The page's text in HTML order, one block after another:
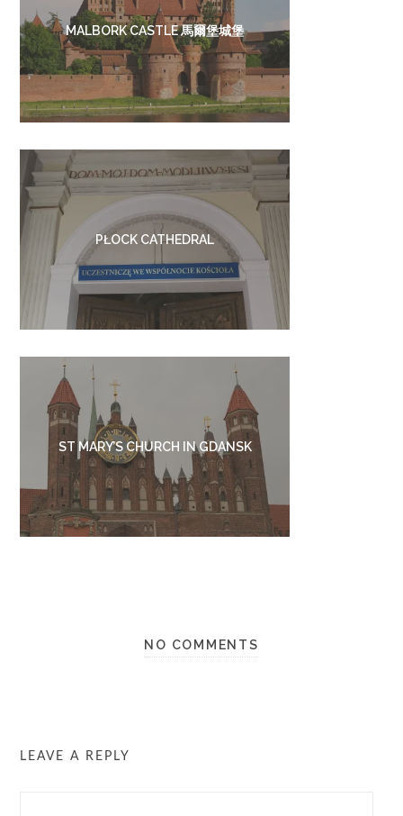
MALBORK CASTLE 馬爾堡城堡
PŁOCK CATHEDRAL
ST MARY’S CHURCH IN GDANSK
NO COMMENTS
LEAVE A REPLY